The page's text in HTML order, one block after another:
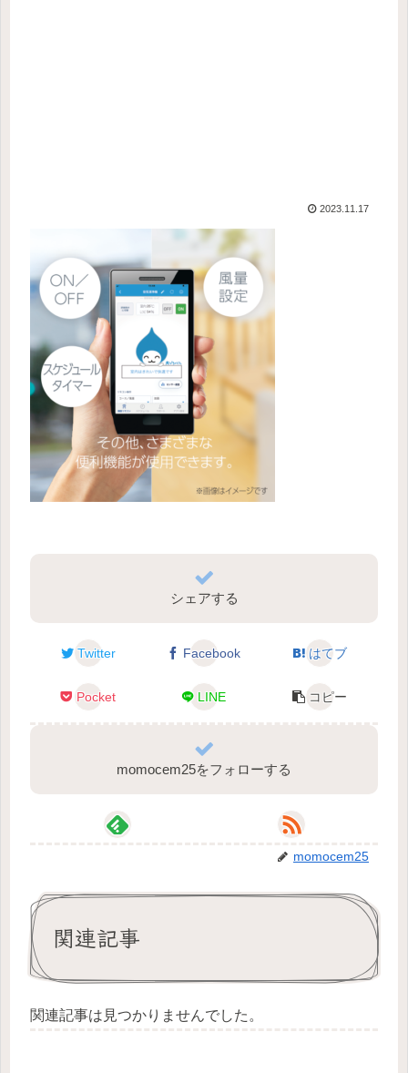
2023.11.17
シェアする
Twitter Facebook はてブ
Pocket LINE コピー
momocem25をフォローする
momocem25
関連記事
関連記事は見つかりませんでした。